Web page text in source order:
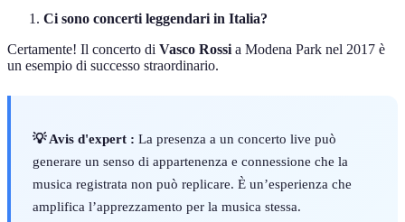
Ci sono concerti leggendari in Italia?
Certamente! Il concerto di Vasco Rossi a Modena Park nel 2017 è
un esempio di successo straordinario.
💡 Avis d'expert : La presenza a un concerto live può
generare un senso di appartenenza e connessione che la
musica registrata non può replicare. È un’esperienza che
amplifica l’apprezzamento per la musica stessa.